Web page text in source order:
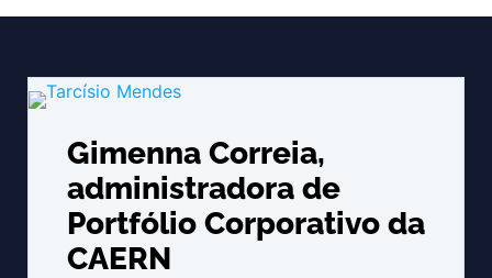
Gimenna Correia,
administradora de
Portfólio Corporativo da
CAERN